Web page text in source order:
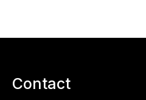
Contact